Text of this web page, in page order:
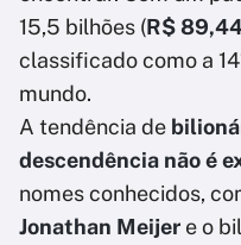
15,5 bilhões (R$
classificado como a
mundo.
A tendência de
descendência não é
nomes conhecidos,
Jonathan Meijer e o